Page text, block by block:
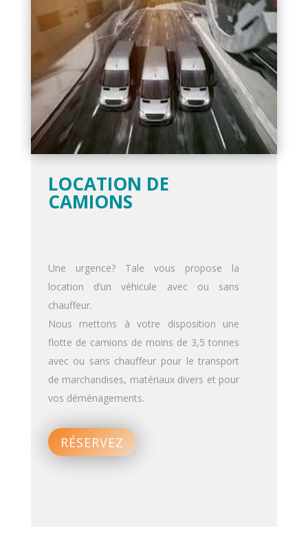
LOCATION DE
CAMIONS
Une urgence? Tale vous propose la
location d’un véhicule avec ou sans
chauffeur.
Nous mettons à votre disposition une
flotte de camions de moins de 3,5 tonnes
avec ou sans chauffeur pour le transport
de marchandises, matériaux divers et pour
vos déménagements.
RÉSERVEZ